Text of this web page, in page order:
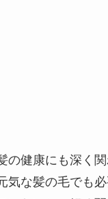
の健康にも深く関
気な髪の毛でも